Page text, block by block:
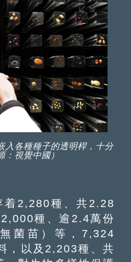
入各種種子的透明桿，十分
：視覺中國）
2,280種、共2.28
種、逾2.4萬份
菌苗）等，7,324
，以及2,203種、共